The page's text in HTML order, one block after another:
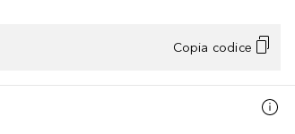
Copia codice